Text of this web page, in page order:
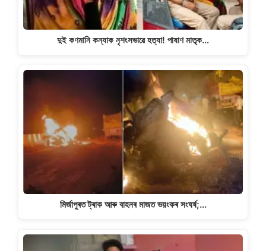
দুই কণমানি কন্যাক নৃশংসভাৱে হত্যা! পাষাণ মাতৃক…
মিৰ্জাপুৰত ট্ৰাক আৰু বাহনৰ মাজত ভয়ংকৰ সংঘৰ্ষ;…